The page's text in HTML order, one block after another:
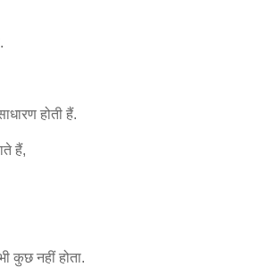
होती हैं.
हैं,
कुछ नहीं होता.